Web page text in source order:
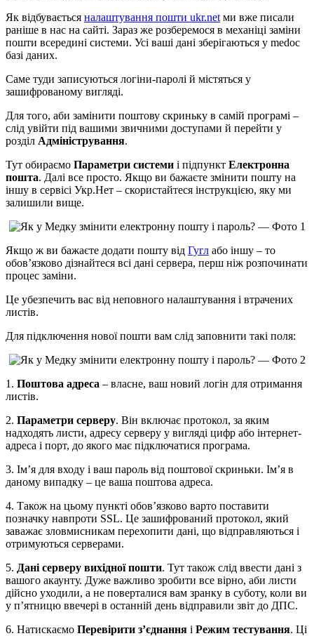
Як відбувається налаштування пошти ukr.net ми вже писали
раніше в нас на сайті. Зараз же розберемося в механіці заміни
пошти всередині системи. Усі ваші дані зберігаються у medoc
базі даних.
Саме туди записуються логіни-паролі й містяться у
зашифрованому вигляді.
Для того, аби замінити поштову скриньку в самій програмі –
слід увійти під вашими звичними доступами й перейти у
розділ Адміністрування.
Тут обираємо Параметри системи і підпункт Електронна
пошта. Далі все просто. Якщо ви бажаєте змінити пошту на
іншу в сервісі Укр.Нет – скористайтеся інструкцією, яку ми
залишили вище.
Якщо ж ви бажаєте додати пошту від Гугл або іншу – то
обов’язково дізнайтеся всі дані сервера, перш ніж розпочинати
процес заміни.
Це убезпечить вас від неповного налаштування і втрачених
листів.
Для підключення нової пошти вам слід заповнити такі поля:
1. Поштова адреса – власне, ваш новий логін для отримання
листів.
2. Параметри серверу. Він включає протокол, за яким
надходять листи, адресу серверу у вигляді цифр або інтернет-
адреса і порт, до якого має підключатися програма.
3. Ім’я для входу і ваш пароль від поштової скриньки. Ім’я в
даному випадку – це ваша поштова адреса.
4. Також на цьому пункті обов’язково варто поставити
позначку навпроти SSL. Це зашифрований протокол, який
заважає зловмисникам перехопити дані, що відправляються і
отримуються серверами.
5. Дані серверу вихідної пошти. Тут також слід ввести дані з
вашого акаунту. Дуже важливо зробити все вірно, аби листи
дійсно уходили, а не поверталися вам зранку в суботу, коли ви
у п’ятницю ввечері в останній день відправили звіт до ДПС.
6. Натискаємо Перевірити з’єднання і Режим тестування. Ці